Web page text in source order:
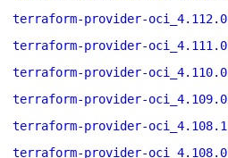
terraform-provider-oci_4.112.0
terraform-provider-oci_4.111.0
terraform-provider-oci_4.110.0
terraform-provider-oci_4.109.0
terraform-provider-oci_4.108.1
terraform-provider-oci_4.108.0